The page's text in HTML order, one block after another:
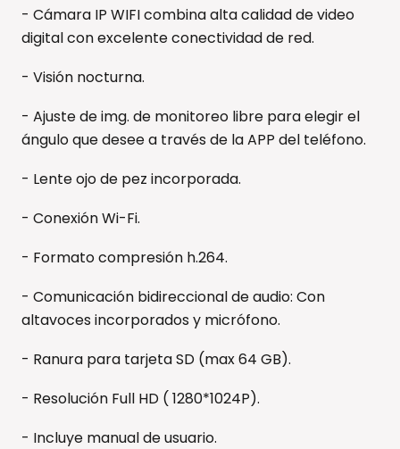
- Cámara IP WIFI combina alta calidad de video
digital con excelente conectividad de red.
- Visión nocturna.
- Ajuste de img. de monitoreo libre para elegir el
ángulo que desee a través de la APP del teléfono.
- Lente ojo de pez incorporada.
- Conexión Wi-Fi.
- Formato compresión h.264.
- Comunicación bidireccional de audio: Con
altavoces incorporados y micrófono.
- Ranura para tarjeta SD (max 64 GB).
- Resolución Full HD ( 1280*1024P).
- Incluye manual de usuario.